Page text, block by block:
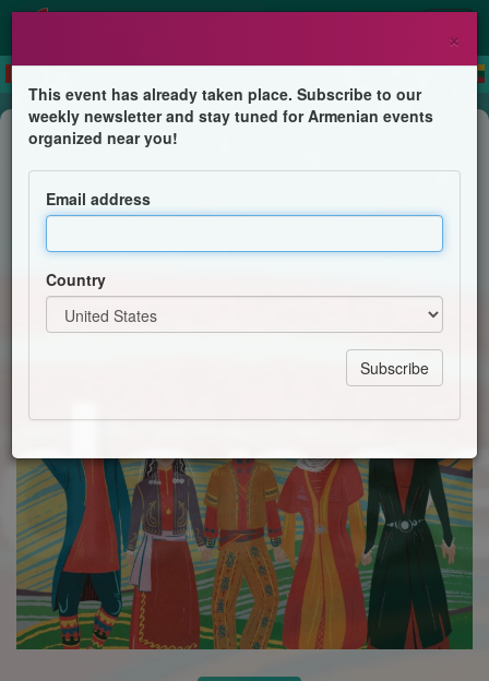
Dance
Masterclass de danses folkloriques
arméniennes "Main dans la main"
×
This event has already taken place. Subscribe to our
weekly newsletter and stay tuned for Armenian events
organized near you!
Email address
Country